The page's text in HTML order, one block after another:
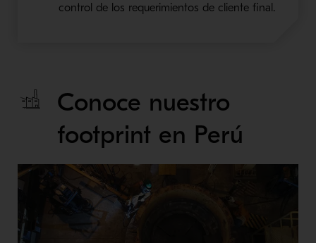
control de los requerimientos de cliente final.
Conoce nuestro
footprint en Perú